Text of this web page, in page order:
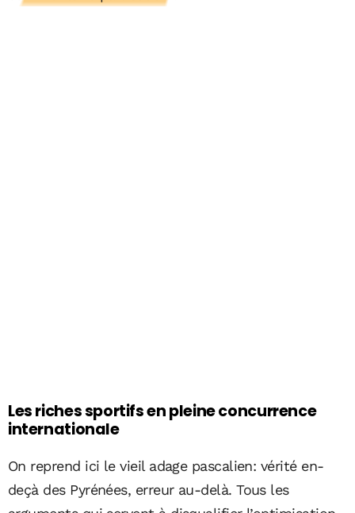
Les riches sportifs en pleine concurrence
internationale
On reprend ici le vieil adage pascalien: vérité en-
deçà des Pyrénées, erreur au-delà. Tous les